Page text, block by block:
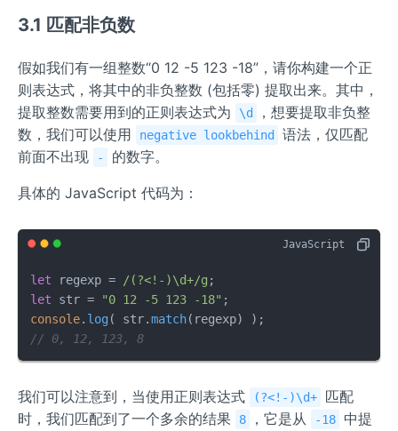
3.1 匹配非负数
假如我们有一组整数“0 12 -5 123 -18”，请你构建一个正
则表达式，将其中的非负整数 (包括零) 提取出来。其中，
提取整数需要用到的正则表达式为
\d
，想要提取非负整
数，我们可以使用
negative lookbehind
语法，仅匹配
前面不出现
- 的数字。
具体的 JavaScript 代码为：
let regexp = /(?<!-)\d+/g
let str = "0 12 -5 123 -18"
console. log ( str.match
// 0, 12, 123, 8
我们可以注意到，当使用正则表达式 (?<!-)\d+
匹配
时，我们匹配到了一个多余的结果
8 ，它是从 -18
中提